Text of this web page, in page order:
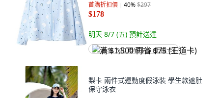
首購折扣價 40%$297
$178
明天 8/7 (五) 預計送達
满 $1,500 再省 $75 (王道卡)
梨卡 兩件式運動度假泳裝 學生款遮肚
保守泳衣